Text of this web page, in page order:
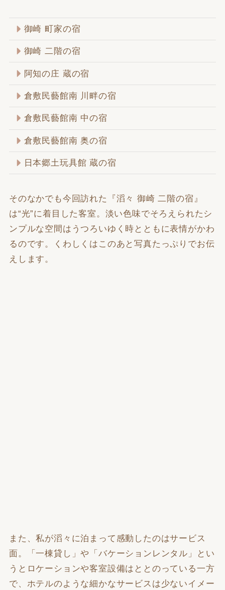
御崎 町家の宿
御崎 二階の宿
阿知の庄 蔵の宿
倉敷民藝館南 川畔の宿
倉敷民藝館南 中の宿
倉敷民藝館南 奥の宿
日本郷土玩具館 蔵の宿
そのなかでも今回訪れた『滔々 御崎 二階の宿』
は“光”に着目した客室。淡い色味でそろえられたシ
ンプルな空間はうつろいゆく時とともに表情がかわ
るのです。くわしくはこのあと写真たっぷりでお伝
えします。
また、私が滔々に泊まって感動したのはサービス
面。「一棟貸し」や「バケーションレンタル」とい
うとロケーションや客室設備はととのっている一方
で、ホテルのような細かなサービスは少ないイメー